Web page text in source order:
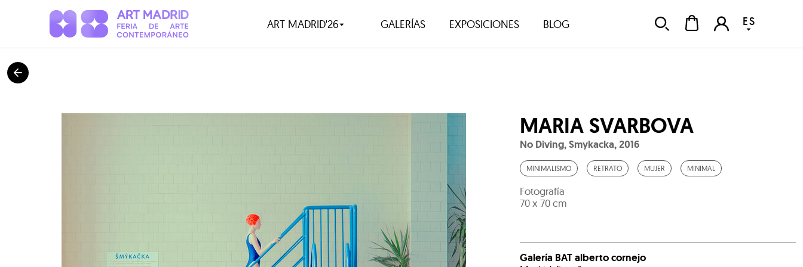
ART MADRID'26 GALERÍAS EXPOSICIONES BLOG ES
MARIA SVARBOVA
No Diving, Smykacka,2016
MINIMALISMO RETRATO MUJER MINIMAL
Fotografía
70 x 70 cm
Galería BAT alberto cornejo